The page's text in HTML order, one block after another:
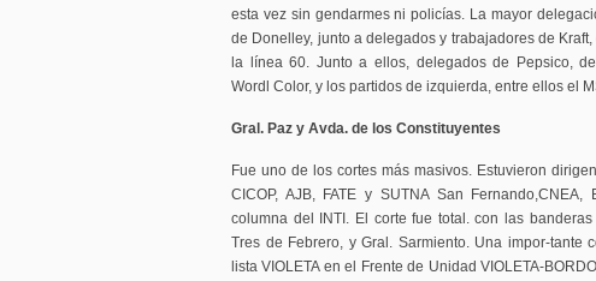
esta vez sin gendarmes ni policías. La mayor
de Donelley, junto a delegados y trabajadores de
la línea 60. Junto a ellos, delegados de Pepsico,
Wordl Color, y los partidos de izquierda, entre ellos el
Gral. Paz y Avda. de los Constituyentes
Fue uno de los cortes más masivos. Estuvieron
CICOP, AJB, FATE y SUTNA San
columna del INTI. El corte fue total. con las
Tres de Febrero, y Gral. Sarmiento. Una impor-tante
lista VIOLETA en el Frente de Unidad VIOLETA-